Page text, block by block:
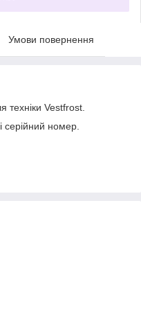
Умови повернення
техніки Vestfrost.
серійний номер.